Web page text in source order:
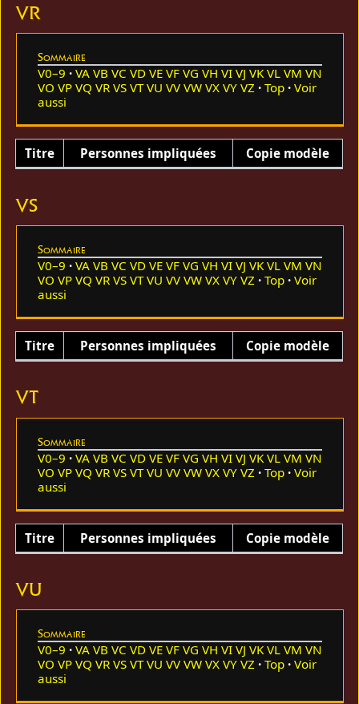
VR
Sommaire
V0–9 VA VB VC VD VE VF VG VH VI VJ VK VL VM VN
VO VP VQ VR VS VT VU VV VW VX VY VZ Top
Voir
aussi
Titre Personnes impliquées Copie modèle
VS
Sommaire
V0–9 VA VB VC VD VE VF VG VH VI VJ VK VL VM VN
VO VP VQ VR VS VT VU VV VW VX VY VZ Top
Voir
aussi
Titre Personnes impliquées Copie modèle
VT
Sommaire
V0–9 VA VB VC VD VE VF VG VH VI VJ VK VL VM VN
VO VP VQ VR VS VT VU VV VW VX VY VZ Top
Voir
aussi
Titre Personnes impliquées Copie modèle
VU
Sommaire
V0–9 VA VB VC VD VE VF VG VH VI VJ VK VL VM VN
VO VP VQ VR VS VT VU VV VW VX VY VZ Top
Voir
aussi